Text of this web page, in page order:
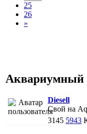
25
26
»
Аквариумный
Diesell
Свой на
3145 5943